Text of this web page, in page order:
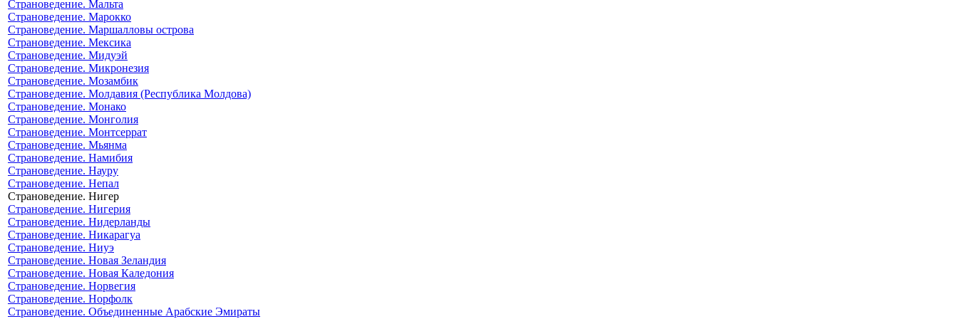
Страноведение. Мальта
Страноведение. Марокко
Страноведение. Маршалловы острова
Страноведение. Мексика
Страноведение. Мидуэй
Страноведение. Микронезия
Страноведение. Мозамбик
Страноведение. Молдавия (Республика Молдова)
Страноведение. Монако
Страноведение. Монголия
Страноведение. Монтсеррат
Страноведение. Мьянма
Страноведение. Намибия
Страноведение. Науру
Страноведение. Непал
Страноведение. Нигер
Страноведение. Нигерия
Страноведение. Нидерланды
Страноведение. Никарагуа
Страноведение. Ниуэ
Страноведение. Новая Зеландия
Страноведение. Новая Каледония
Страноведение. Норвегия
Страноведение. Норфолк
Страноведение. Объединенные Арабские Эмираты